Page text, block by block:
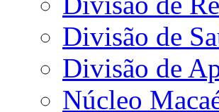
Divisão de
Divisão de
Núcleo